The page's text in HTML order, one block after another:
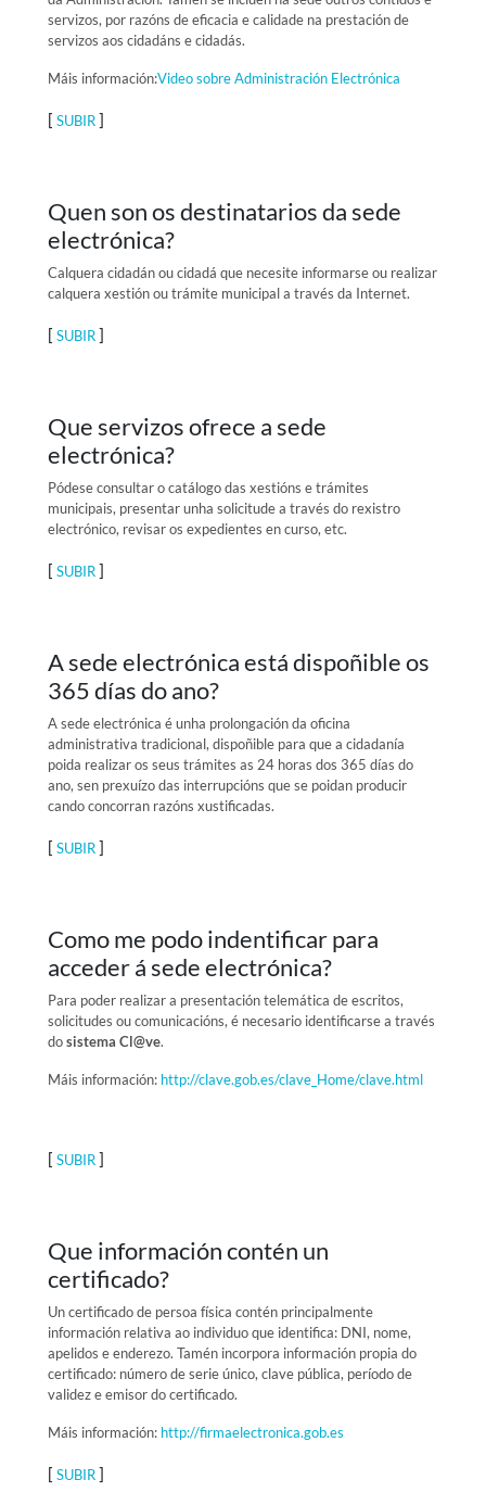
servizos, por razóns de eficacia e calidade na prestación de
servizos aos cidadáns e cidadás.
Máis información:Video sobre Administración Electrónica
[ SUBIR]
Quen son os destinatarios da sede
electrónica?
Calquera cidadán ou cidadá que necesite informarse ou realizar
calquera xestión ou trámite municipal a través da Internet.
[ SUBIR]
Que servizos ofrece a sede
electrónica?
Pódese consultar o catálogo das xestións e trámites
municipais, presentar unha solicitude a través do rexistro
electrónico, revisar os expedientes en curso, etc.
[ SUBIR]
A sede electrónica está dispoñible os
365 días do ano?
A sede electrónica é unha prolongación da oficina
administrativa tradicional, dispoñible para que a cidadanía
poida realizar os seus trámites as 24 horas dos 365 días do
ano, sen prexuízo das interrupcións que se poidan producir
cando concorran razóns xustificadas.
[ SUBIR]
Como me podo indentificar para
acceder á sede electrónica?
Para poder realizar a presentación telemática de escritos,
solicitudes ou comunicacións, é necesario identificarse a través
dosistema Cl@ve.
Máis información: http://clave.gob.es/clave_Home/clave.html
[ SUBIR]
Que información contén un
certificado?
Un certificado de persoa física contén principalmente
información relativa ao individuo que identifica: DNI, nome,
apelidos e enderezo. Tamén incorpora información propia do
certificado: número de serie único, clave pública, período de
validez e emisor do certificado.
Máis información: http://firmaelectronica.gob.es
[ SUBIR]